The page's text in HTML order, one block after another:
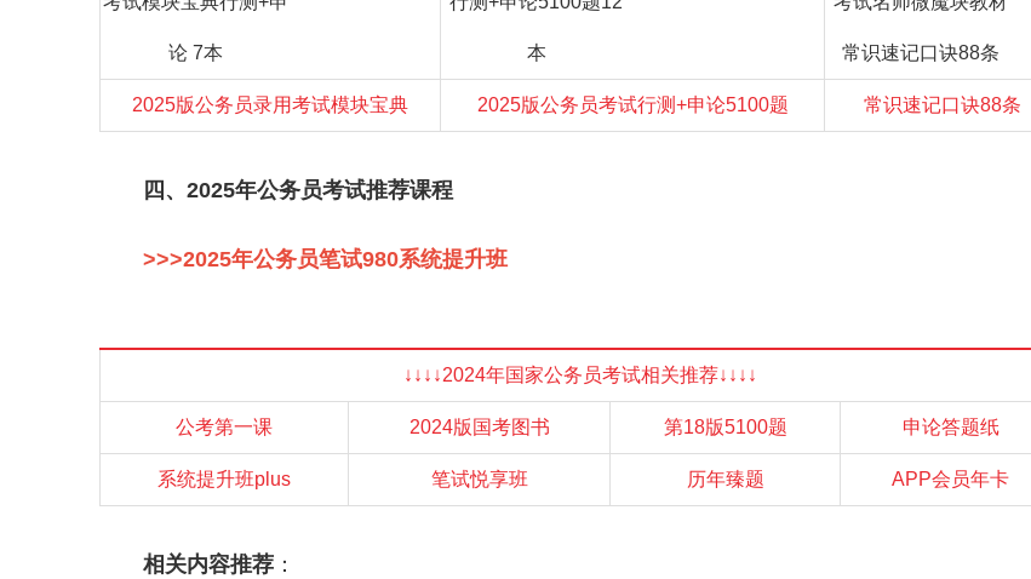
2025版公务员录用考试模块宝典 2025版公务员考试行测+申论5100题 常识速记口诀88条
四、2025年公务员考试推荐课程
>>>2025年公务员笔试980系统提升班
↓↓↓↓2024年国家公务员考试相关推荐↓↓↓↓
公考第一课 2024版国考图书 第18版5100题 申论答题纸
系统提升班plus 笔试悦享班 历年臻题 APP会员年卡
相关内容推荐 ：